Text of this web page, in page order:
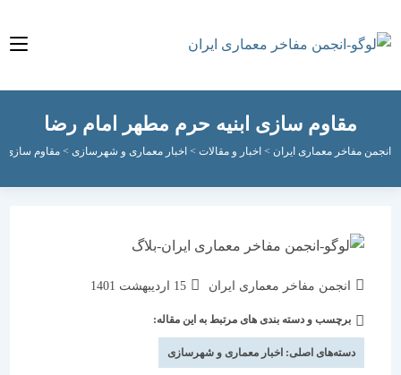
مقاوم سازی ابنیه حرم مطهر امام رضا
مفاخر معماری ایران > اخبار و مقالات>اخبار معماری و شهرسازی>مقاوم سازی ابنیه
انجمن مفاخر معماری ایران
نوشته
شده
است:
15 اردیبهشت 1401
برچسب و دسته بندی های مرتبط به این مقاله:
دسته‌های اصلی:اخبار معماری و شهرسازی